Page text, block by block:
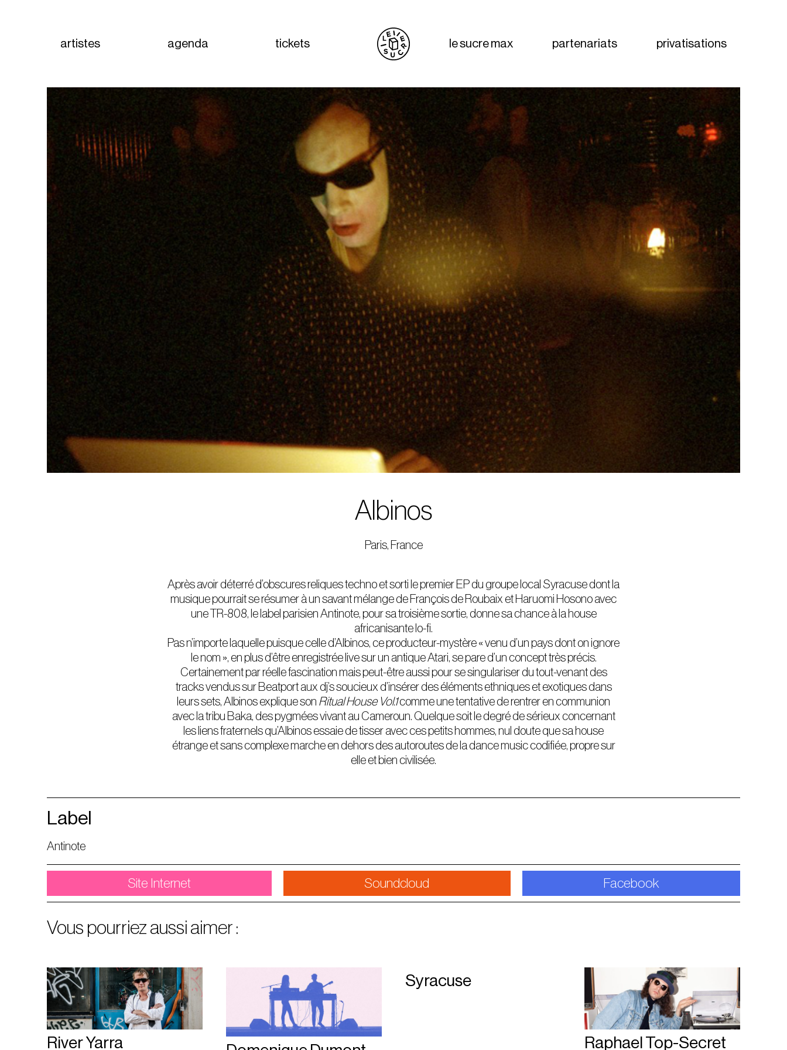
artistes agenda tickets le sucre max partenariats privatisations
Albinos
Paris, France
Après avoir déterré d’obscuresreliques technoet sorti le premier EP du groupe local Syracusedont la
musique pourrait se résumer à un savant mélange de François de Roubaixet Haruomi Hosonoavec
une TR-808, le label parisienAntinote, pour sa troisième sortie, donne sa chance à la house
africanisante lo-fi.
Pas n’importe laquelle puisque celle d’Albinos, ce producteur-mystère « venu d’un pays dont on ignore
le nom », en plus d’être enregistrée live sur un antiqueAtari, se pare d’un concept très précis.
Certainement par réelle fascination mais peut-être aussi pour se singulariser du tout-venant des
tracks vendus sur Beatport aux dj’s soucieux d’insérer des éléments ethniques et exotiques dans
leurs sets, Albinos explique son Ritual House Vol.1comme une tentative de rentrer en communion
avec la tribu Baka, des pygmées vivant au Cameroun. Quelque soit le degré de sérieux concernant
les liens fraternels qu’Albinos essaie de tisser avec ces petits hommes, nul doute que sa house
étrange et sans complexe marche en dehors des autoroutes de la dance music codifiée, propre sur
elle et bien civilisée.
Label
Antinote
Site Internet Soundcloud Facebook
Vous pourriez aussi aimer :
River Yarra
Syracuse
Raphael Top-Secret